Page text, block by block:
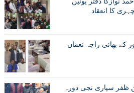
کا انعقاد
کے بھائی راجہ نعمان
ظفر سپاری نجی دورہ